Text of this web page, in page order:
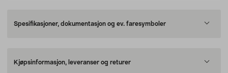
Spesifikasjoner, dokumentasjon og ev. faresymboler
Kjøpsinformasjon, leveranser og returer